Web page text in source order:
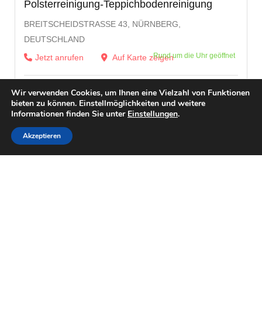
Polsterreinigung-Teppichbodenreinigung
BREITSCHEIDSTRASSE 43, NÜRNBERG, D
EUTSCHLAND
Jetzt anrufen
Auf Karte zeigenRund um die Uhr geöffnet
Wir verwenden Cookies, um Ihnen eine Vielzahl von Funktionen
bieten zu können. Einstellmöglichkeiten und weitere
Informationen finden Sie unter Einstellungen.
Akzeptieren